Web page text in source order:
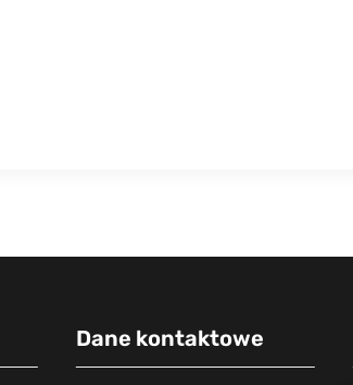
Dane kontaktowe